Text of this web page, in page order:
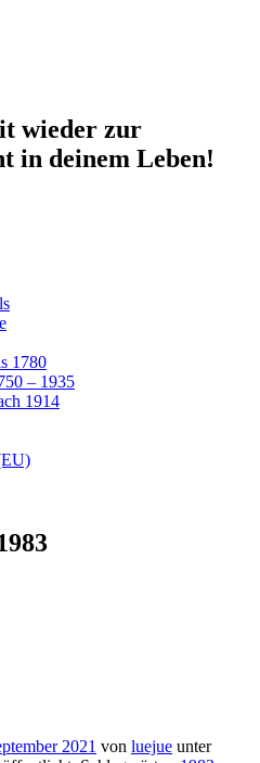
wieder zur
in deinem Leben!
1780
– 1935
1914
2021 von luejue unter